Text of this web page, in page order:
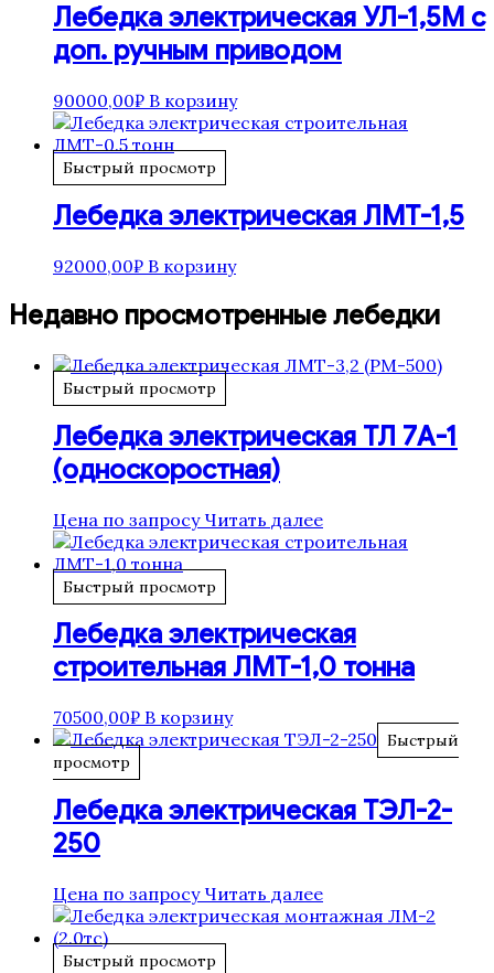
Лебедка электрическая УЛ-1,5М с
доп. ручным приводом
90000,00₽ В корзину
Быстрый просмотр
Лебедка электрическая ЛМТ-1,5
92000,00₽ В корзину
Недавно просмотренные лебедки
Быстрый просмотр
Лебедка электрическая ТЛ 7А-1
(односкоростная)
Цена по запросу Читать далее
Быстрый просмотр
Лебедка электрическая
строительная ЛМТ-1,0 тонна
70500,00₽ В корзину
Быстрый
просмотр
Лебедка электрическая ТЭЛ-2-
250
Цена по запросу Читать далее
Быстрый просмотр